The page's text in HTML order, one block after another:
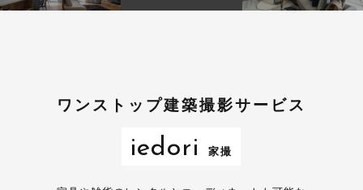
ワンストップ建築撮影サービス
iedori 家撮